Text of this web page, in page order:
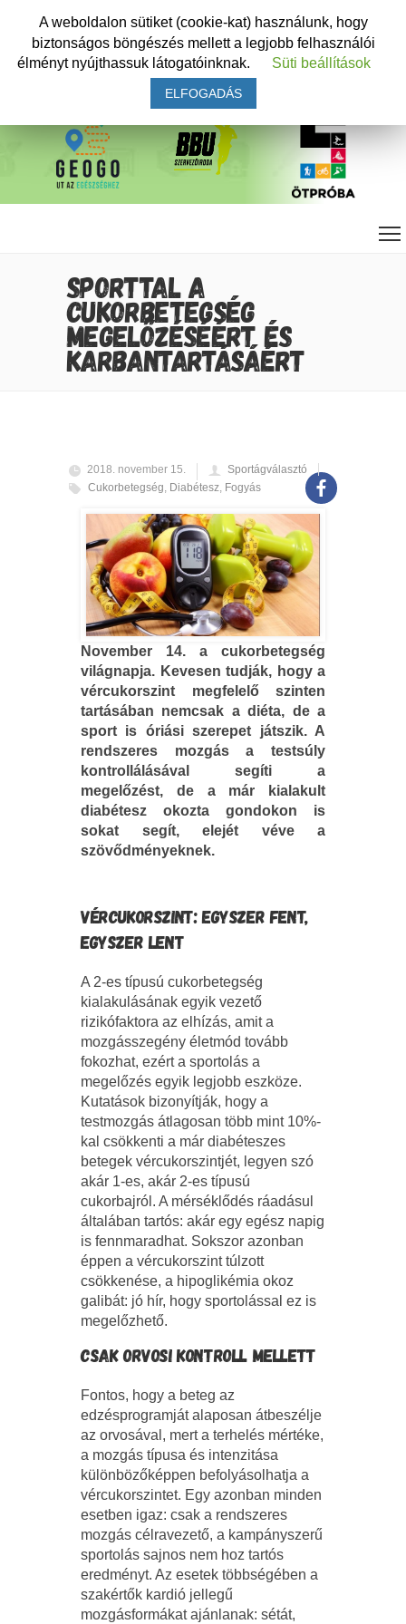
SPORTTAL A
CUKORBETEGSÉG
MEGELŐZÉSÉÉRT ÉS
KARBANTARTÁSÁÉRT
2018. november 15.
Sportágválasztó
Cukorbetegség, Diabétesz, Fogyás
November 14. a cukorbetegség
világnapja. Kevesen tudják, hogy a
vércukorszint megfelelő szinten
tartásában nemcsak a diéta, de a
sport is óriási szerepet játszik. A
rendszeres mozgás a testsúly
kontrollálásával segíti a
megelőzést, de a már kialakult
diabétesz okozta gondokon is
sokat segít, elejét véve a
szövődményeknek.
VÉRCUKORSZINT: EGYSZER FENT,
EGYSZER LENT
A 2-es típusú cukorbetegség
kialakulásának egyik vezető
rizikófaktora az elhízás, amit a
mozgásszegény életmód tovább
fokozhat, ezért a sportolás a
megelőzés egyik legjobb eszköze.
Kutatások bizonyítják, hogy a
testmozgás átlagosan több mint 10%-
kal csökkenti a már diabéteszes
betegek vércukorszintjét, legyen szó
akár 1-es, akár 2-es típusú
cukorbajról. A mérséklődés ráadásul
általában tartós: akár egy egész napig
is fennmaradhat. Sokszor azonban
éppen a vércukorszint túlzott
csökkenése, a hipoglikémia okoz
galibát: jó hír, hogy sportolással ez is
megelőzhető.
CSAK ORVOSI KONTROLL MELLETT
Fontos, hogy a beteg az
edzésprogramját alaposan átbeszélje
az orvosával, mert a terhelés mértéke,
a mozgás típusa és intenzitása
különbözőképpen befolyásolhatja a
vércukorszintet. Egy azonban minden
esetben igaz: csak a rendszeres
mozgás célravezető, a kampányszerű
sportolás sajnos nem hoz tartós
eredményt. Az esetek többségében a
szakértők kardió jellegű
mozgásformákat ajánlanak: sétát,
A weboldalon sütiket (cookie-kat) használunk, hogy
biztonságos böngészés mellett a legjobb felhasználói
élményt nyújthassuk látogatóinknak.
Süti beállítások
ELFOGADÁS